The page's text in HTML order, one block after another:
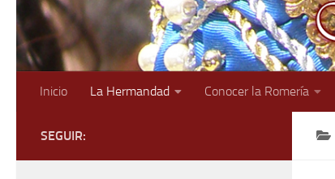
Inicio La Hermandad Conocer la Romería
SEGUIR: